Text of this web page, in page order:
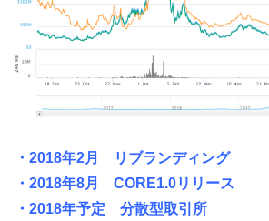
・2018年2月 リブランディング
・2018年8月 CORE1.0リリース
・2018年予定 分散型取引所